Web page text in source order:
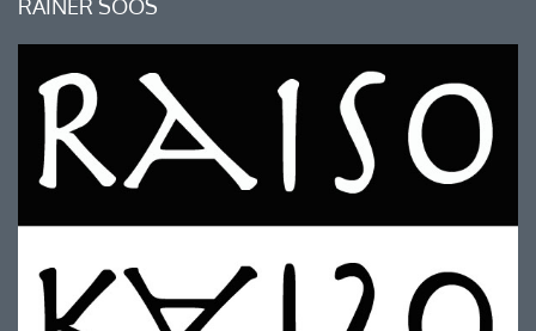
RAINER SOOS